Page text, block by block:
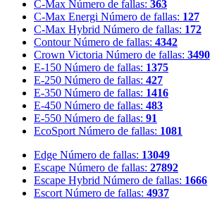
C-Max Número de fallas: 363
C-Max Energi Número de fallas: 127
C-Max Hybrid Número de fallas: 172
Contour Número de fallas: 4342
Crown Victoria Número de fallas: 3490
E-150 Número de fallas: 1375
E-250 Número de fallas: 427
E-350 Número de fallas: 1416
E-450 Número de fallas: 483
E-550 Número de fallas: 91
EcoSport Número de fallas: 1081
Edge Número de fallas: 13049
Escape Número de fallas: 27892
Escape Hybrid Número de fallas: 1666
Escort Número de fallas: 4937